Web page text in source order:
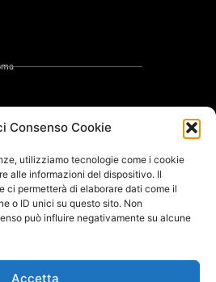
Consenso Cookie
utilizziamo tecnologie come i cookie
alle informazioni del dispositivo. Il
ci permetterà di elaborare dati come il
o ID unici su questo sito. Non
può influire negativamente su alcune
Accetta